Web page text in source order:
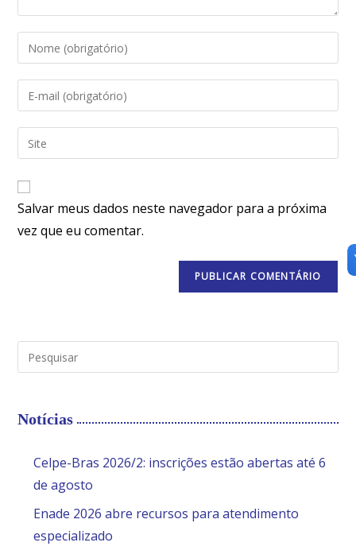
Salvar meus dados neste navegador para a próxima
vez que eu comentar.
Notícias
Celpe-Bras 2026/2: inscrições estão abertas até 6
de agosto
Enade 2026 abre recursos para atendimento
especializado